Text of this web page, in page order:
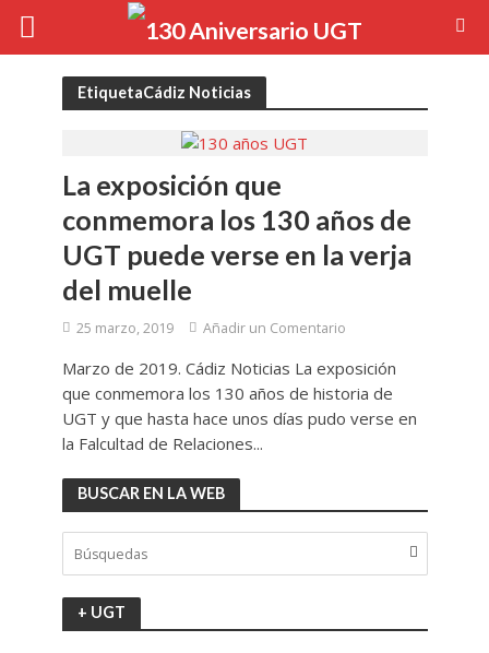
EtiquetaCádiz Noticias
La exposición que
conmemora los 130 años de
UGT puede verse en la verja
del muelle
25 marzo, 2019 Añadir un Comentario
Marzo de 2019. Cádiz Noticias La exposición
que conmemora los 130 años de historia de
UGT y que hasta hace unos días pudo verse en
la Falcultad de Relaciones...
BUSCAR EN LA WEB
+ UGT